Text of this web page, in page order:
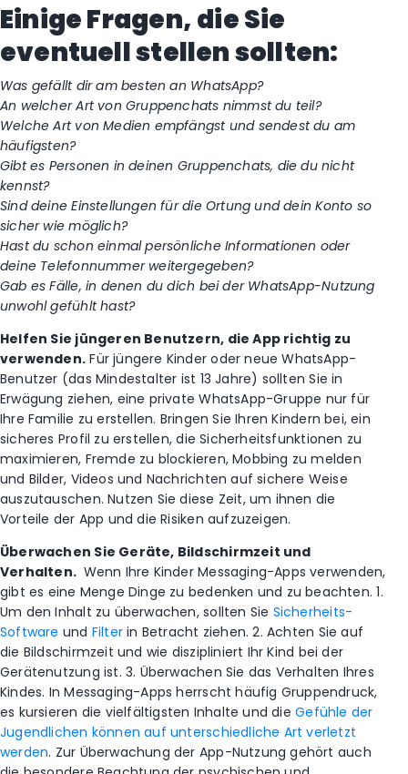
Einige Fragen, die Sie
eventuell stellen sollten:
Was gefällt dir am besten an WhatsApp?
An welcher Art von Gruppenchats nimmst du teil?
Welche Art von Medien empfängst und sendest du am
häufigsten?
Gibt es Personen in deinen Gruppenchats, die du nicht
kennst?
Sind deine Einstellungen für die Ortung und dein Konto so
sicher wie möglich?
Hast du schon einmal persönliche Informationen oder
deine Telefonnummer weitergegeben?
Gab es Fälle, in denen du dich bei der WhatsApp-Nutzung
unwohl gefühlt hast?
Helfen Sie jüngeren Benutzern, die App richtig zu
verwenden. Für jüngere Kinder oder neue WhatsApp-
Benutzer (das Mindestalter ist 13 Jahre) sollten Sie in
Erwägung ziehen, eine private WhatsApp-Gruppe nur für
Ihre Familie zu erstellen. Bringen Sie Ihren Kindern bei, ein
sicheres Profil zu erstellen, die Sicherheitsfunktionen zu
maximieren, Fremde zu blockieren, Mobbing zu melden
und Bilder, Videos und Nachrichten auf sichere Weise
auszutauschen. Nutzen Sie diese Zeit, um ihnen die
Vorteile der App und die Risiken aufzuzeigen.
Überwachen Sie Geräte, Bildschirmzeit und
Verhalten. Wenn Ihre Kinder Messaging-Apps verwenden,
gibt es eine Menge Dinge zu bedenken und zu beachten. 1.
Um den Inhalt zu überwachen, sollten Sie Sicherheits-
Software und Filter in Betracht ziehen. 2. Achten Sie auf
die Bildschirmzeit und wie diszipliniert Ihr Kind bei der
Gerätenutzung ist. 3. Überwachen Sie das Verhalten Ihres
Kindes. In Messaging-Apps herrscht häufig Gruppendruck,
es kursieren die vielfältigsten Inhalte und dieGefühle der
Jugendlichen können auf unterschiedliche Art verletzt
werden. Zur Überwachung der App-Nutzung gehört auch